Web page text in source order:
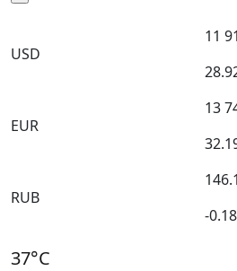
USD
11
EUR
13
RUB
-0.18
37°C